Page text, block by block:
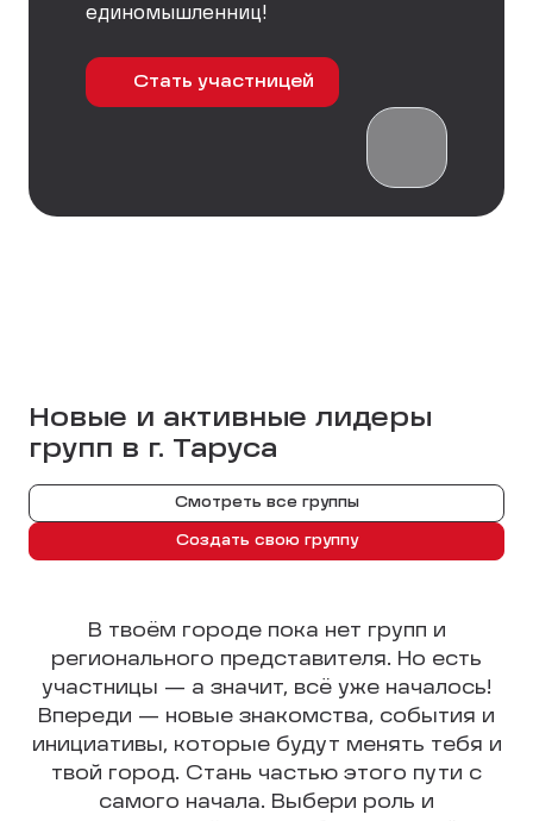
единомышленниц!
Стать участницей
Новые и активные лидеры
групп в г. Таруса
Смотреть все группы
Создать свою группу
В твоём городе пока нет групп и
регионального представителя. Но есть
участницы — а значит, всё уже началось!
Впереди — новые знакомства, события и
инициативы, которые будут менять тебя и
твой город. Стань частью этого пути с
самого начала. Выбери роль и